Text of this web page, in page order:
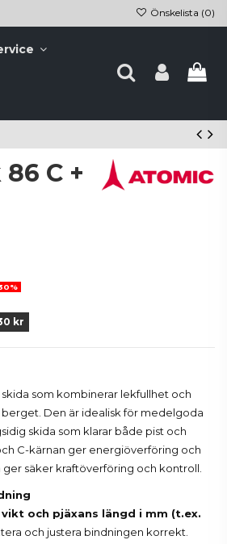
Önskelista (0)
C +
kr
som kombinerar lekfullhet och
Den är idealisk för medelgoda
skida som klarar både pist och
C-kärnan ger energiöverföring och
ger säker kraftöverföring och kontroll.
och pjäxans längd i mm (t.ex.
och justera bindningen korrekt.